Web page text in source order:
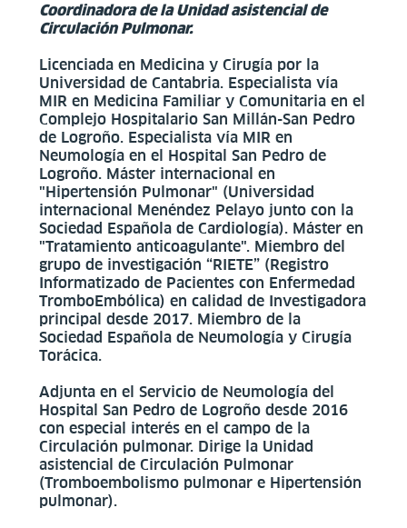
Coordinadora de la Unidad asistencial de
Circulación Pulmonar.
Licenciada en Medicina y Cirugía por la
Universidad de Cantabria. Especialista vía
MIR en Medicina Familiar y Comunitaria en el
Complejo Hospitalario San Millán-San Pedro
de Logroño. Especialista vía MIR en
Neumología en el Hospital San Pedro de
Logroño. Máster internacional en
"Hipertensión Pulmonar" (Universidad
internacional Menéndez Pelayo junto con la
Sociedad Española de Cardiología). Máster en
"Tratamiento anticoagulante". Miembro del
grupo de investigación “RIETE” (Registro
Informatizado de Pacientes con Enfermedad
TromboEmbólica) en calidad de Investigadora
principal desde 2017. Miembro de la
Sociedad Española de Neumología y Cirugía
Torácica.
Adjunta en el Servicio de Neumología del
Hospital San Pedro de Logroño desde 2016
con especial interés en el campo de la
Circulación pulmonar. Dirige la Unidad
asistencial de Circulación Pulmonar
(Tromboembolismo pulmonar e Hipertensión
pulmonar).